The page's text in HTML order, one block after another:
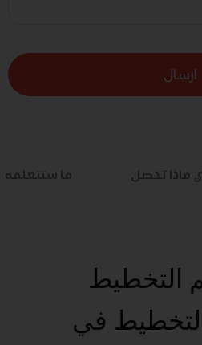
ارسال
ماذا تحصل ما ستتعلمه
التخطيط
في